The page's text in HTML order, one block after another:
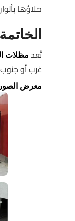
طلاؤها
الخاتمة
تُعد مظلات
غرب أو
معرض الصور